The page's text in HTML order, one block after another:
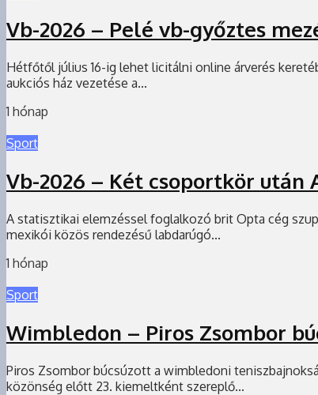
Vb-2026 – Pelé vb-győztes
Hétfőtől július 16-ig lehet licitálni online árverés
aukciós ház vezetése a...
1 hónap
Sport
Vb-2026 – Két csoportkör
A statisztikai elemzéssel foglalkozó brit Opta cég
mexikói közös rendezésű labdarúgó...
1 hónap
Sport
Wimbledon – Piros Zsombor
Piros Zsombor búcsúzott a wimbledoni
közönség előtt 23. kiemeltként szereplő...